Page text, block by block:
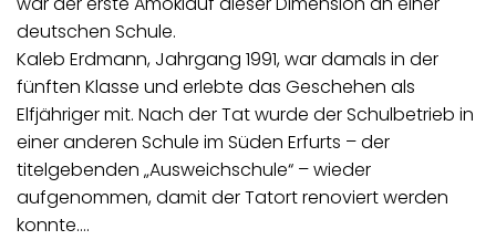
deutschen Schule.
Kaleb Erdmann, Jahrgang 1991, war damals in der
fünften Klasse und erlebte das Geschehen als
Elfjähriger mit. Nach der Tat wurde der Schulbetrieb in
einer anderen Schule im Süden Erfurts – der
titelgebenden „Ausweichschule“ – wieder
aufgenommen, damit der Tatort renoviert werden
konnte.…